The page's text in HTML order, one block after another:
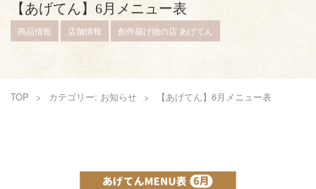
想い・こだわり
お知らせ
【あげてん】6月メニュー表
商品情報 店舗情報 創作揚げ物の店 あげてん
TOP カテゴリー: お知らせ 【あげてん】6月メニュー表